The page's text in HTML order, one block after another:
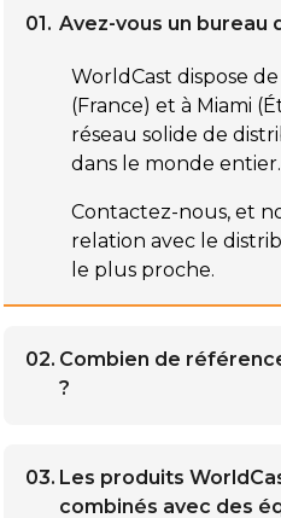
01. Avez-vous un bureau
WorldCast dispose
(France) et à Miami
réseau solide de
dans le monde entier.
Contactez-nous, et
relation avec le
le plus proche.
02. Combien de
?
de clients satisfaits
grands opérateurs
03. Les produits
combinés avec des